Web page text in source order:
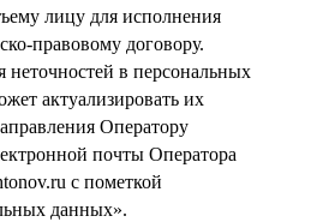
лицу для исполнения
правовому договору.
неточностей в персональных
актуализировать их
Оператору
почты Оператора
с пометкой
данных».